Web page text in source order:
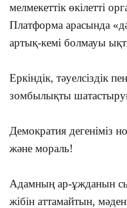
мелмекеттік өкілетті
Платформа арасында
артық-кемі болмауы
Еркіндік, тәуелсіздік
зомбылықты
Демократия дегеніміз
және мораль!
Адамның ар-ұжданын
жібін аттамайтын,